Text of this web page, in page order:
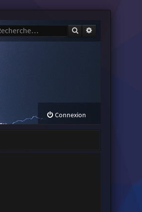
Rechercher
Connexion